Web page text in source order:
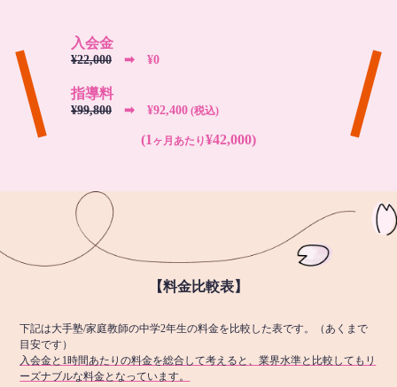
入会金
¥22,000 ➡︎ ¥0
指導料
¥99,800 ➡︎ ¥92,400 (税込)
(1 ヶ月あたり¥42,000)
【料金比較表】
下記は大手塾/家庭教師の中学2年生の料金を比較した表です。（あくまで
目安です）
入会金と1時間あたりの料金を総合して考えると、業界水準と比較してもリ
ーズナブルな料金となっています。